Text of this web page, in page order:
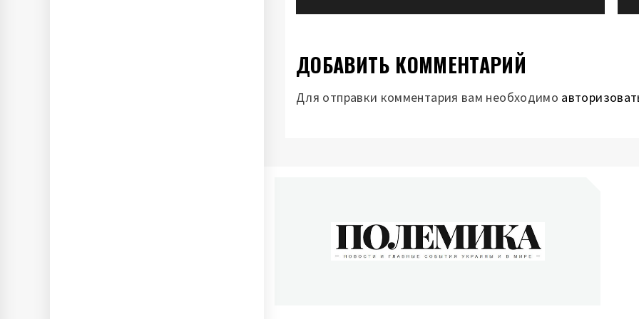
ДОБАВИТЬ КОММЕНТАРИЙ
Для отправки комментария вам необходимо